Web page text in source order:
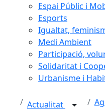
Espai Públic i
Esports
Igualtat,
Medi Ambient
Participació,
Solidaritat i
Urbanisme i
Actualitat